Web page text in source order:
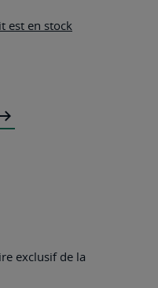
est en stock
exclusif de la